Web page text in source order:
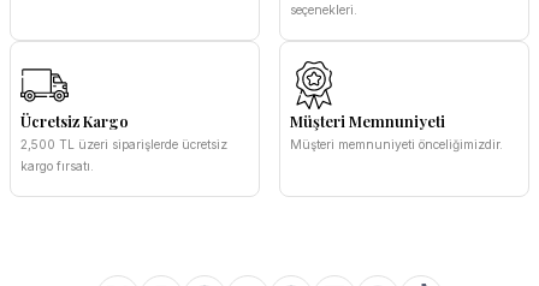
seçenekleri.
Ücretsiz Kargo
2,500 TL üzeri siparişlerde ücretsiz
kargo fırsatı.
Müşteri Memnuniyeti
Müşteri memnuniyeti önceliğimizdir.